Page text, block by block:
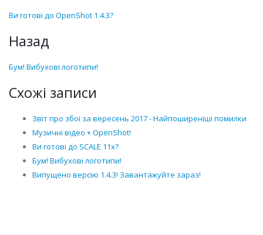
Ви готові до OpenShot 1.4.3?
Назад
Бум! Вибухові логотипи!
Схожі записи
Звіт про збої за вересень 2017 - Найпоширеніші помилки
Музичні відео + OpenShot!
Ви готові до SCALE 11x?
Бум! Вибухові логотипи!
Випущено версію 1.4.3! Завантажуйте зараз!